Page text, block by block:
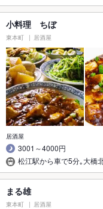
小料理 ちぼ
東本町 居酒屋
居酒屋
3001～4000円
松江駅から車で5分｡大橋
まる雄
東本町 居酒屋